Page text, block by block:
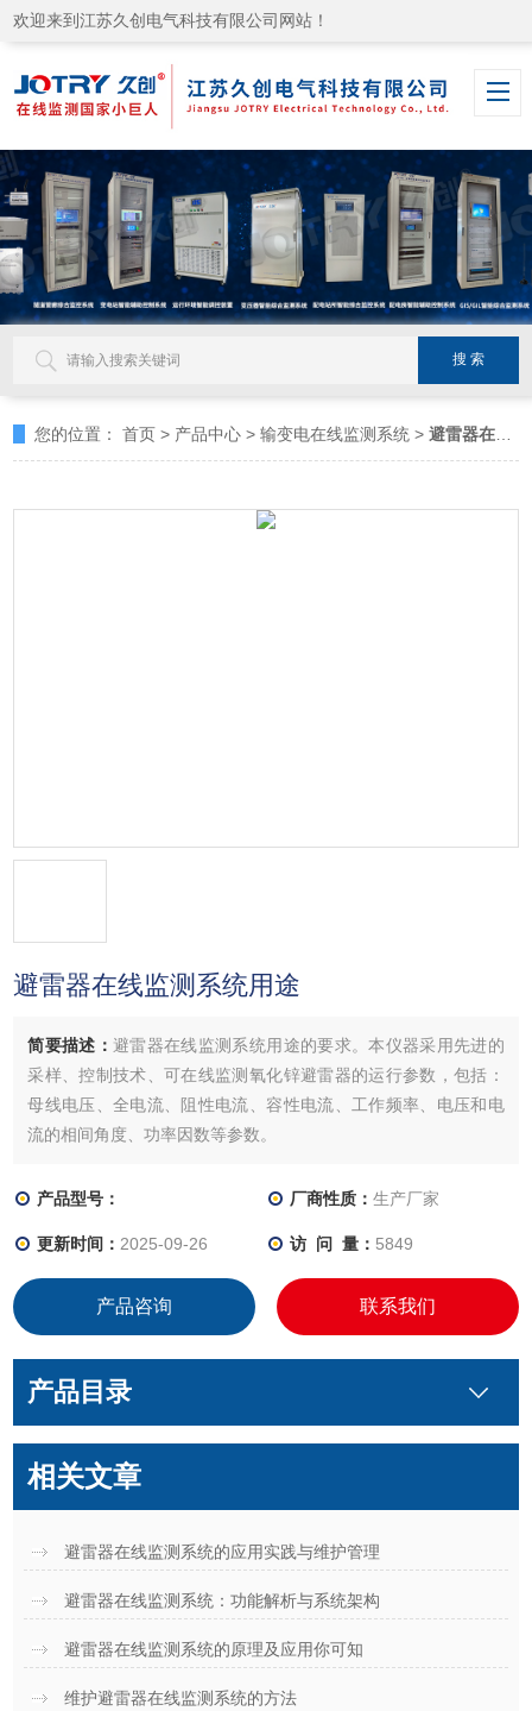
欢迎来到江苏久创电气科技有限公司网站！
您的位置： 首页 > 产品中心 >输变电在线监测系统 >避雷器在线监测系统
避雷器在线监测系统用途
简要描述： 避雷器在线监测系统用途的要求。本仪器采用先进的
采样、控制技术、可在线监测氧化锌避雷器的运行参数，包括：
母线电压、全电流、阻性电流、容性电流、工作频率、电压和电
流的相间角度、功率因数等参数。
产品型号： 厂商性质： 生产厂家
更新时间： 2025-09-26 访 问 量： 5849
产品咨询 联系我们
产品目录
相关文章
避雷器在线监测系统的应用实践与维护管理
避雷器在线监测系统：功能解析与系统架构
避雷器在线监测系统的原理及应用你可知
维护避雷器在线监测系统的方法